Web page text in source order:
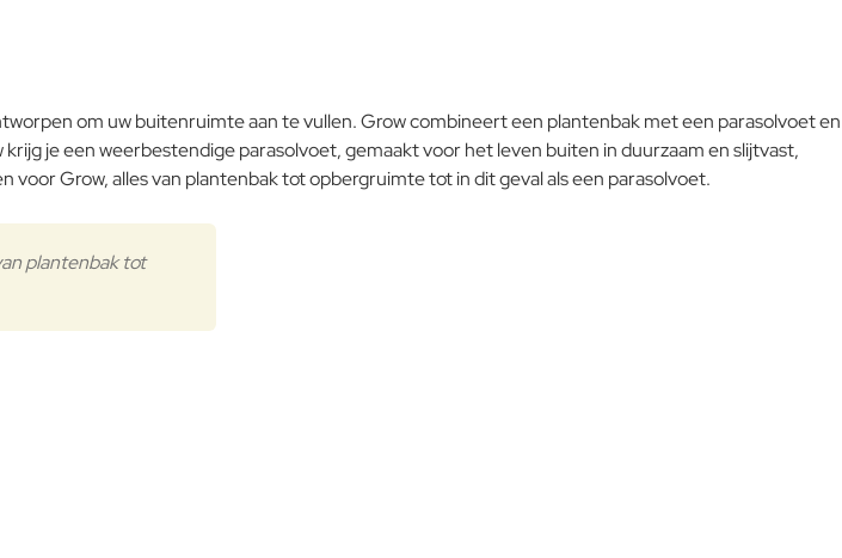
om uw buitenruimte aan te vullen. Grow combineert een plantenbak met een parasolvoet en
je een weerbestendige parasolvoet, gemaakt voor het leven buiten in duurzaam en slijtvast,
Grow, alles van plantenbak tot opbergruimte tot in dit geval als een parasolvoet.
plantenbak tot